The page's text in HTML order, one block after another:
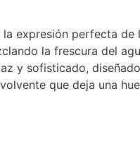
expresión perfecta de
la frescura del
y sofisticado,
que deja una